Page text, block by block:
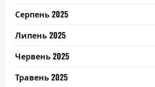
Серпень 2025
Липень 2025
Червень 2025
Травень 2025